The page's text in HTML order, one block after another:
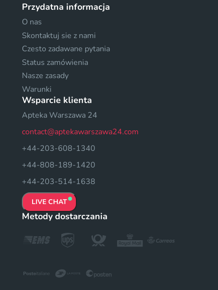
Przydatna informacja
O nas
Skontaktuj sie z nami
Czesto zadawane pytania
Status zamówienia
Nasze zasady
Warunki
Wsparcie klienta
Apteka Warszawa 24
contact@aptekawarszawa24.com
+44-203-608-1340
+44-808-189-1420
+44-203-514-1638
LIVE CHAT
Metody dostarczania